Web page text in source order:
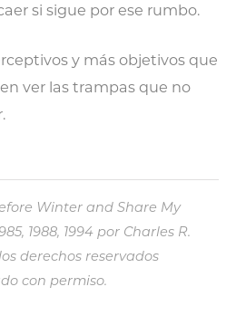
si sigue por ese rumbo.
y más objetivos que
ver las trampas que no
Winter and Share My
1988, 1994 por Charles R.
derechos reservados
con permiso.